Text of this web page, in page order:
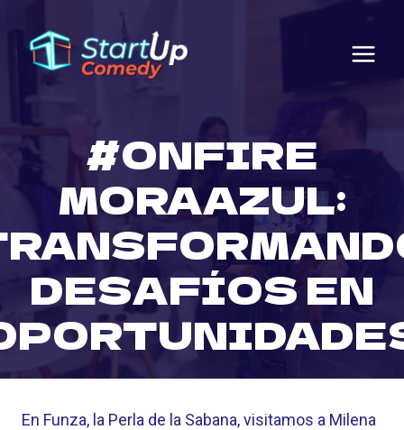
contenido
#ONFIRE
MORAAZUL:
DESAFÍOS EN
En Funza, la Perla de la Sabana, visitamos a Milena